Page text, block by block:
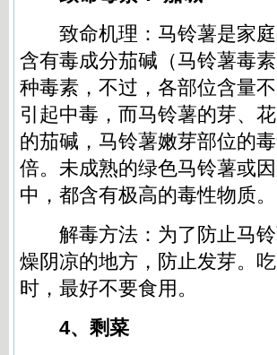
致命机理：马铃薯是家庭
含有毒成分茄碱（马铃薯毒
种毒素，不过，各部位含量
引起中毒，而马铃薯的芽、
的茄碱，马铃薯嫩芽部位的
倍。未成熟的绿色马铃薯或
中，都含有极高的毒性物质。
解毒方法：为了防止马铃
燥阴凉的地方，防止发芽。
时，最好不要食用。
4、剩菜